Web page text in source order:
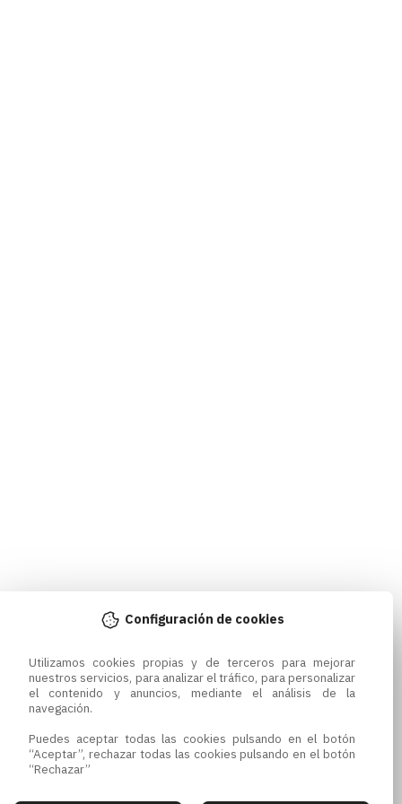
Configuración de cookies
Utilizamos cookies propias y de terceros para mejorar
nuestros servicios, para analizar el tráfico, para personalizar
el contenido y anuncios, mediante el análisis de la
navegación.
Puedes aceptar todas las cookies pulsando en el botón
“Aceptar”, rechazar todas las cookies pulsando en el botón
“Rechazar”